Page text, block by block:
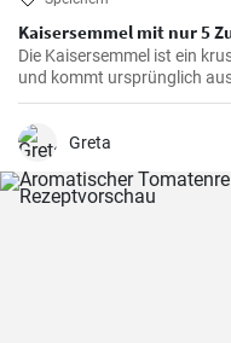
Kaisersemmel mit nur 5
Die Kaisersemmel ist ein
und kommt ursprünglich
sternförmige Muster auf
und natürlich mit Hefeteig
Greta